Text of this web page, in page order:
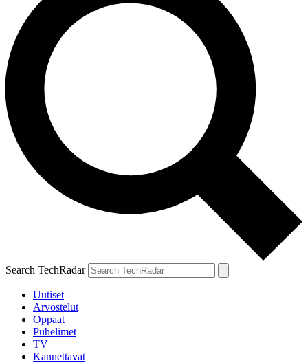
Search TechRadar
Uutiset
Arvostelut
Oppaat
Puhelimet
TV
Kannettavat